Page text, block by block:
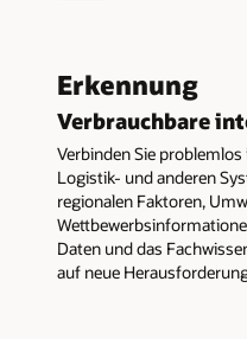
Erkennung
Verbrauchbare
Verbinden Sie
Logistik- und anderen
regionalen Faktoren,
Daten und das
auf neue